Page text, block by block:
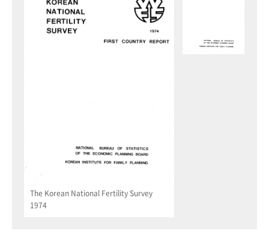
The Korean National Fertility Survey
1974